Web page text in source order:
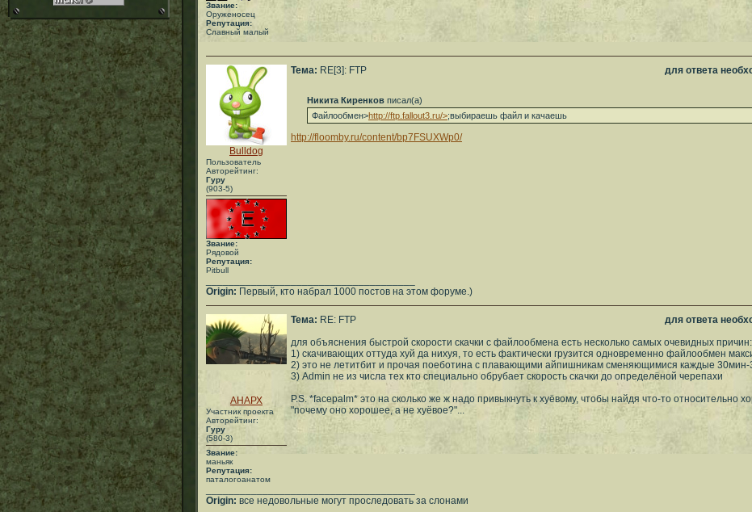
Звание:
Оруженосец
Репутация:
Славный малый
Bulldog
Пользователь
Авторейтинг:
Гуру
(903-5)
Звание:
Рядовой
Репутация:
Pitbull
Тема: RE[3]: FTP для ответа
Никита Киренков писал(а)
Файлообмен>http://ftp.fallout3.ru/>;выбираешь файл и качаешь
http://floomby.ru/content/bp7FSUXWp0/
Origin: Первый, кто набрал 1000 постов на этом форуме.)
АНАРХ
Участник проекта
Авторейтинг:
Гуру
(580-3)
Звание:
маньяк
Репутация:
паталогоанатом
Тема: RE: FTP
для ответа
для объяснения быстрой скорости скачки с файлообмена есть несколько самых очевидных причин:
1) скачивающих оттуда хуй да нихуя, то есть фактически грузится одновременно файлообмен
2) это не летитбит и прочая поеботина с плавающими айпишникам сменяющимися каждые 30мин-
3) Admin не из числа тех кто специально обрубает скорость скачки до определёной черепахи
P.S. *facepalm* это на сколько же ж надо привыкнуть к хуёвому, чтобы найдя что-то относительно
"почему оно хорошее, а не хуёвое?"...
Origin: все недовольные могут проследовать за слонами